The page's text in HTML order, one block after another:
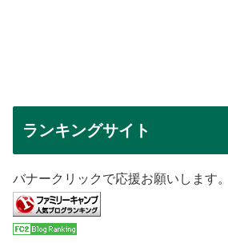
ランキングサイト
バナークリックで応援お願いします。